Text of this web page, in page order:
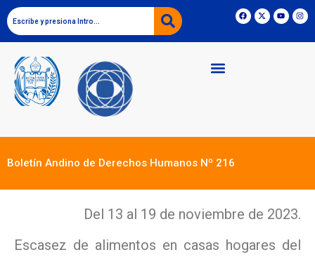
Boletín Andino de Derechos Humanos Nº 216
Del 13 al 19 de noviembre de 2023.
Escasez de alimentos en casas hogares del